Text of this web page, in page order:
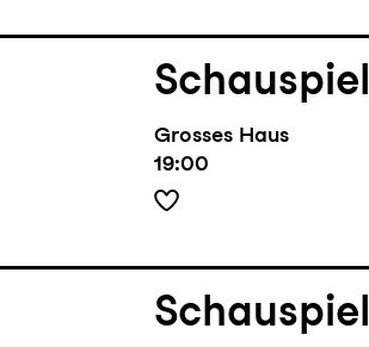
Schauspiel
Grosses Haus
19:00
Schauspiel